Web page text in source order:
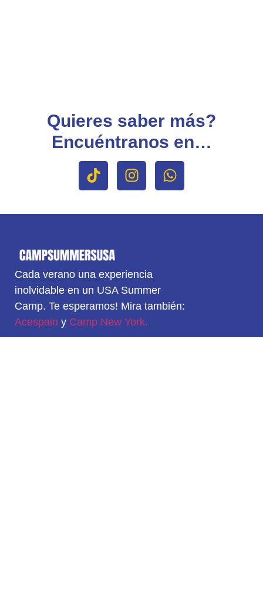
Quieres saber más?
Encuéntranos en…
Cada verano una experiencia
inolvidable en un USA Summer
Camp. Te esperamos! Mira también:
Acespain y Camp New York.